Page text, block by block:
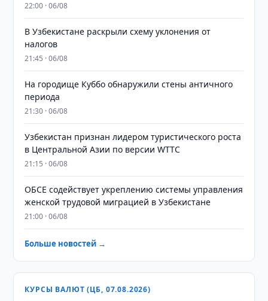
22:00 · 06/08
В Узбекистане раскрыли схему уклонения от
налогов
21:45 · 06/08
На городище Куббо обнаружили стены античного
периода
21:30 · 06/08
Узбекистан признан лидером туристического роста
в Центральной Азии по версии WTTC
21:15 · 06/08
ОБСЕ содействует укреплению системы управления
женской трудовой миграцией в Узбекистане
21:00 · 06/08
Больше новостей →
КУРСЫ ВАЛЮТ (ЦБ, 07.08.2026)